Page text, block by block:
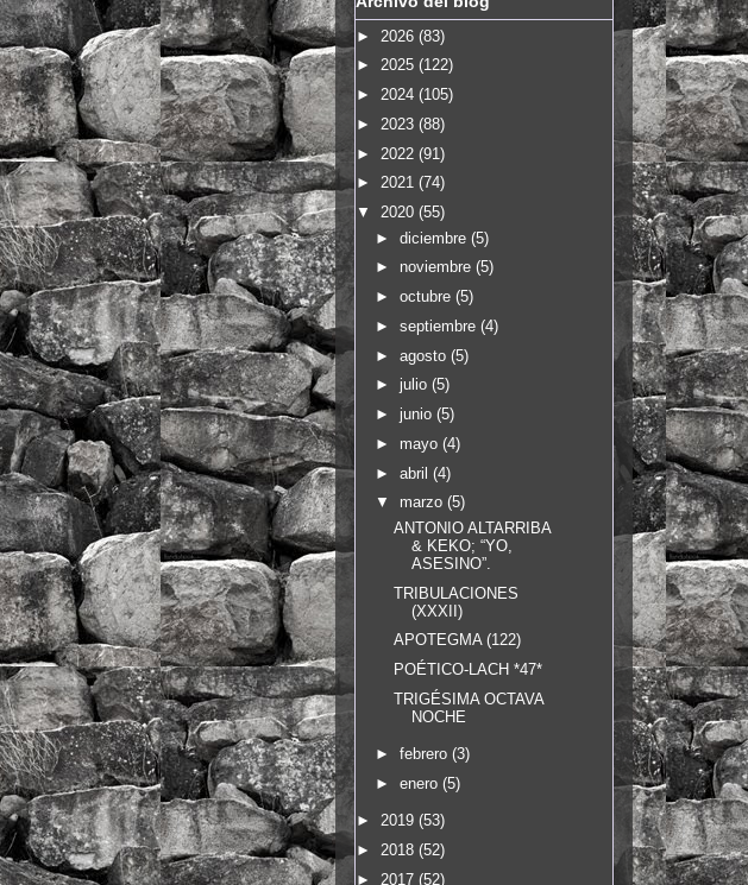
► 2026 (83)
► 2025 (122)
► 2024 (105)
► 2023 (88)
► 2022 (91)
► 2021 (74)
▼ 2020 (55)
► diciembre (5)
► noviembre (5)
► octubre (5)
► septiembre (4)
► agosto (5)
► julio (5)
► junio (5)
► mayo (4)
► abril (4)
▼ marzo (5)
ANTONIO ALTARRIBA
& KEKO; “YO,
ASESINO”.
TRIBULACIONES
(XXXII)
APOTEGMA (122)
POÉTICO-LACH *47*
TRIGÉSIMA OCTAVA
NOCHE
► febrero (3)
► enero (5)
► 2019 (53)
► 2018 (52)
► 2017 (52)